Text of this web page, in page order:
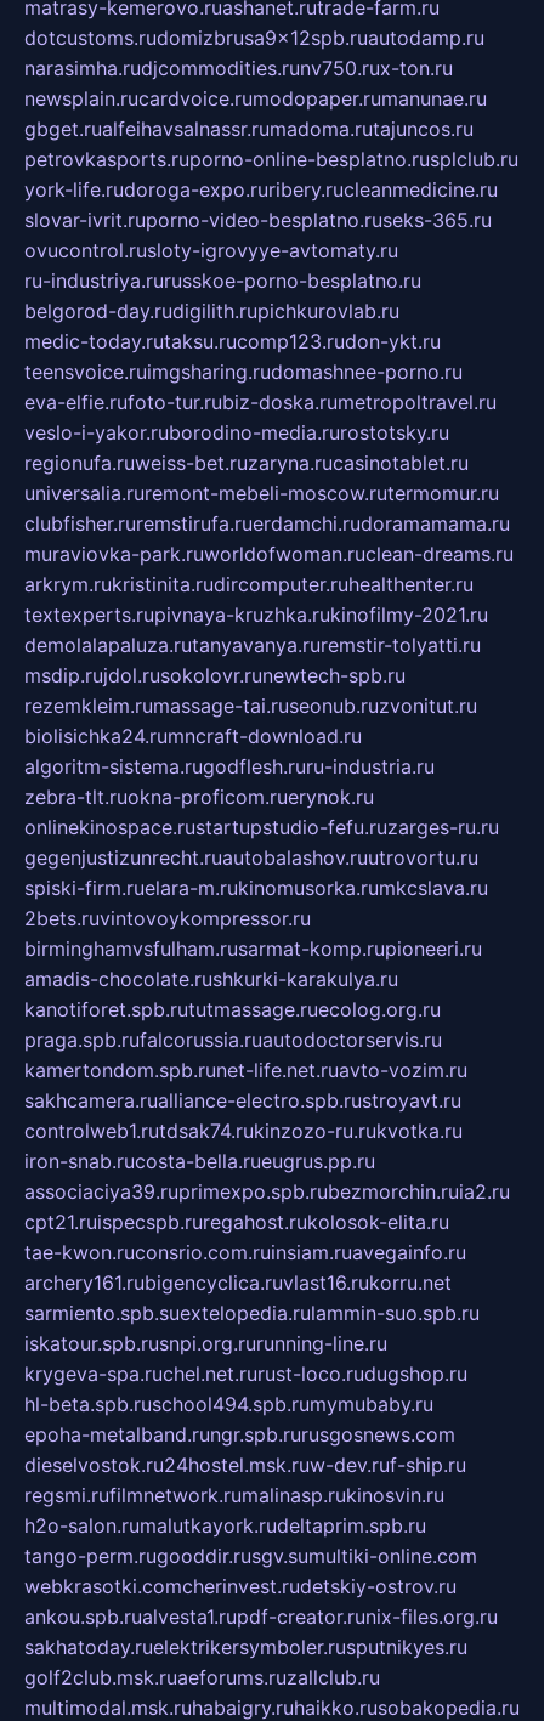
matrasy-kemerovo.ruashanet.rutrade-farm.ru
dotcustoms.rudomizbrusa9x12spb.ruautodamp.ru
narasimha.rudjcommodities.runv750.rux-ton.ru
newsplain.rucardvoice.rumodopaper.rumanunae.ru
gbget.rualfeihavsalnassr.rumadoma.rutajuncos.ru
petrovkasports.ruporno-online-besplatno.rusplclub.ru
york-life.rudoroga-expo.ruribery.rucleanmedicine.ru
slovar-ivrit.ruporno-video-besplatno.ruseks-365.ru
ovucontrol.rusloty-igrovyye-avtomaty.ru
ru-industriya.rurusskoe-porno-besplatno.ru
belgorod-day.rudigilith.rupichkurovlab.ru
medic-today.rutaksu.rucomp123.rudon-ykt.ru
teensvoice.ruimgsharing.rudomashnee-porno.ru
eva-elfie.rufoto-tur.rubiz-doska.rumetropoltravel.ru
veslo-i-yakor.ruborodino-media.rurostotsky.ru
regionufa.ruweiss-bet.ruzaryna.rucasinotablet.ru
universalia.ruremont-mebeli-moscow.rutermomur.ru
clubfisher.ruremstirufa.ruerdamchi.rudoramamama.ru
muraviovka-park.ruworldofwoman.ruclean-dreams.ru
arkrym.rukristinita.rudircomputer.ruhealthenter.ru
textexperts.rupivnaya-kruzhka.rukinofilmy-2021.ru
demolalapaluza.rutanyavanya.ruremstir-tolyatti.ru
msdip.rujdol.rusokolovr.runewtech-spb.ru
rezemkleim.rumassage-tai.ruseonub.ruzvonitut.ru
biolisichka24.rumncraft-download.ru
algoritm-sistema.rugodflesh.ruru-industria.ru
zebra-tlt.ruokna-proficom.ruerynok.ru
onlinekinospace.rustartupstudio-fefu.ruzarges-ru.ru
gegenjustizunrecht.ruautobalashov.ruutrovortu.ru
spiski-firm.ruelara-m.rukinomusorka.rumkcslava.ru
2bets.ruvintovoykompressor.ru
birminghamvsfulham.rusarmat-komp.rupioneeri.ru
amadis-chocolate.rushkurki-karakulya.ru
kanotiforet.spb.rututmassage.ruecolog.org.ru
praga.spb.rufalcorussia.ruautodoctorservis.ru
kamertondom.spb.runet-life.net.ruavto-vozim.ru
sakhcamera.rualliance-electro.spb.rustroyavt.ru
controlweb1.rutdsak74.rukinzozo-ru.rukvotka.ru
iron-snab.rucosta-bella.rueugrus.pp.ru
associaciya39.ruprimexpo.spb.rubezmorchin.ruia2.ru
cpt21.ruispecspb.ruregahost.rukolosok-elita.ru
tae-kwon.ruconsrio.com.ruinsiam.ruavegainfo.ru
archery161.rubigencyclica.ruvlast16.rukorru.net
sarmiento.spb.suextelopedia.rulammin-suo.spb.ru
iskatour.spb.rusnpi.org.rurunning-line.ru
krygeva-spa.ruchel.net.rurust-loco.rudugshop.ru
hl-beta.spb.ruschool494.spb.rumymubaby.ru
epoha-metalband.rungr.spb.rurusgosnews.com
dieselvostok.ru24hostel.msk.ruw-dev.ruf-ship.ru
regsmi.rufilmnetwork.rumalinasp.rukinosvin.ru
h2o-salon.rumalutkayork.rudeltaprim.spb.ru
tango-perm.rugooddir.rusgv.sumultiki-online.com
webkrasotki.comcherinvest.rudetskiy-ostrov.ru
ankou.spb.rualvesta1.rupdf-creator.runix-files.org.ru
sakhatoday.ruelektrikersymboler.rusputnikyes.ru
golf2club.msk.ruaeforums.ruzallclub.ru
multimodal.msk.ruhabaigry.ruhaikko.rusobakopedia.ru